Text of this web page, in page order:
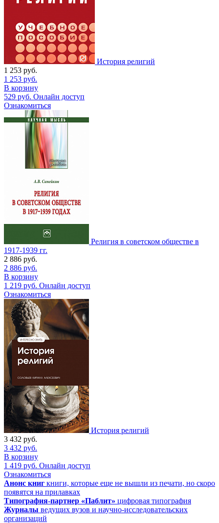
История религий
1 253 руб.
1 253 руб.
В корзину
529 руб. Онлайн доступ
Ознакомиться
Религия в советском обществе в
1917-1939 гг.
2 886 руб.
2 886 руб.
В корзину
1 219 руб. Онлайн доступ
Ознакомиться
История религий
3 432 руб.
3 432 руб.
В корзину
1 419 руб. Онлайн доступ
Ознакомиться
Анонс книг книги, которые еще не вышли из печати, но скоро
появятся на прилавках
Типография-партнер «Паблит» цифровая типография
Журналы ведущих вузов и научно-исследовательских
организаций